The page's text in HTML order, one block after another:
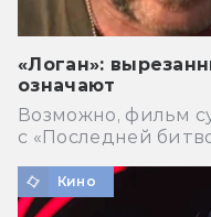
«Логан»:
означают
Возможно, фильм
с «Последней
Кино